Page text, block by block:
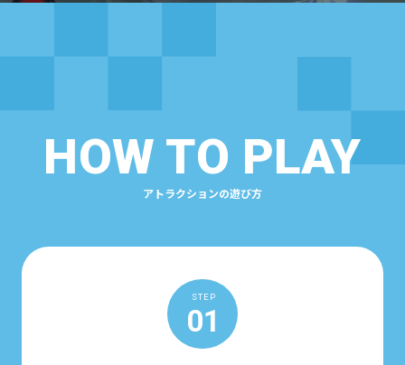
HOW TO PLAY
アトラクションの遊び方
STEP
01